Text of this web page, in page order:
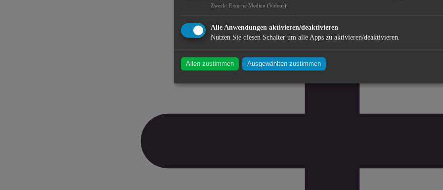
Zweck: Externe Medien (Videos)
Alle Anwendungen aktivieren/deaktivieren
Nutzen Sie diesen Schalter um alle Apps zu aktivieren/deaktivieren.
Allen zustimmen Ausgewählten zustimmen